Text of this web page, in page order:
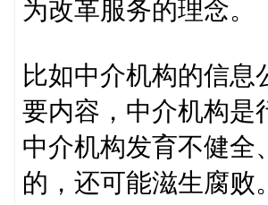
为改革服务的理念。
比如中介机构的信
要内容，中介机构是
中介机构发育不健全
的，还可能滋生腐败